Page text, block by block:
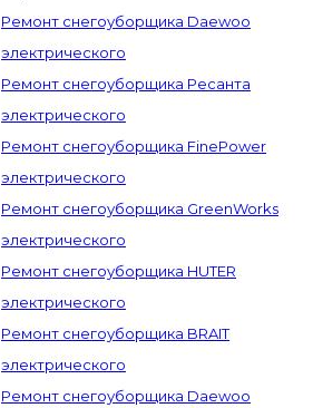
Ремонт снегоуборщика Daewoo
электрического
Ремонт снегоуборщика Ресанта
электрического
Ремонт снегоуборщика FinePower
электрического
Ремонт снегоуборщика GreenWorks
электрического
Ремонт снегоуборщика HUTER
электрического
Ремонт снегоуборщика BRAIT
электрического
Ремонт снегоуборщика Daewoo